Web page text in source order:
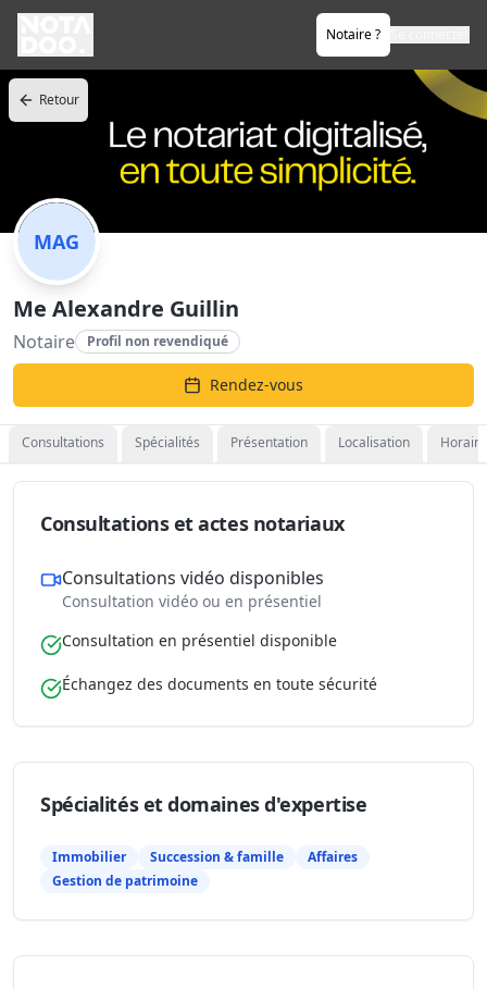
Notaire ?
Retour
MAG
Me Alexandre Guillin
Notaire Profil non revendiqué
Rendez-vous
Consultations Spécialités Présentation Localisation
Consultations et actes notariaux
Consultations vidéo disponibles
Consultation vidéo ou en présentiel
Consultation en présentiel disponible
Échangez des documents en toute sécurité
Spécialités et domaines d'expertise
Immobilier Succession & famille
Affaires
Gestion de patrimoine